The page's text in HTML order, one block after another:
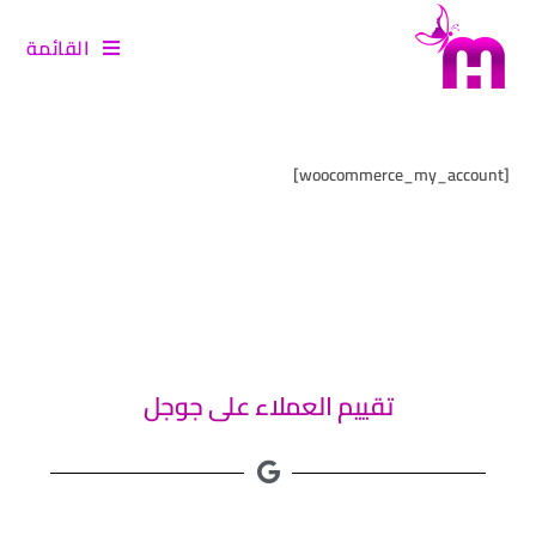
القائمة
[woocommerce_my_account]
تقييم العملاء على جوجل